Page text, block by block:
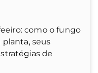
como o fungo
seus
de